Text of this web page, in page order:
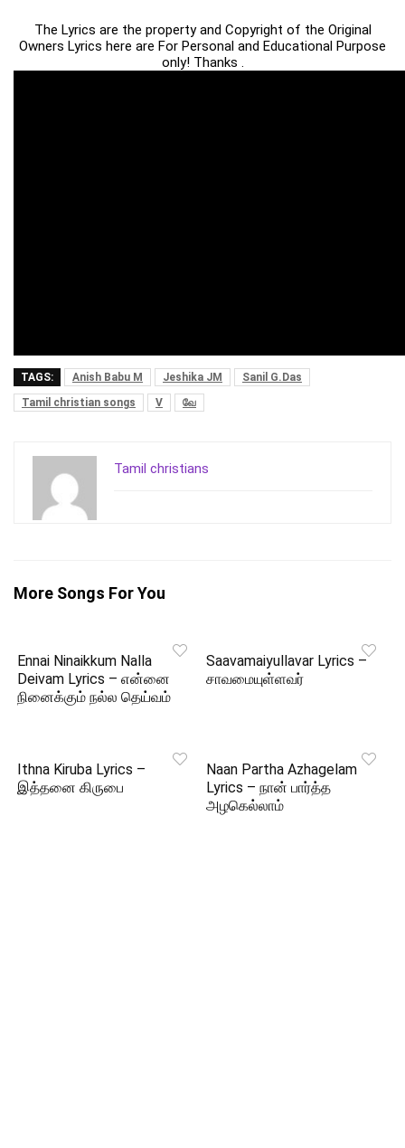
The Lyrics are the property and Copyright of the Original
Owners Lyrics here are For Personal and Educational Purpose
only! Thanks .
TAGS: Anish Babu M Jeshika JM
Sanil G.Das
Tamil christian songs
V வே
Tamil christians
More Songs For You
Ennai Ninaikkum Nalla
Deivam Lyrics – என்னை
நினைக்கும் நல்ல தெய்வம்
Saavamaiyullavar Lyrics –
சாவமையுள்ளவர்
Ithna Kiruba Lyrics –
இத்தனை கிருபை
Naan Partha Azhagelam
Lyrics – நான் பார்த்த
அழகெல்லாம்